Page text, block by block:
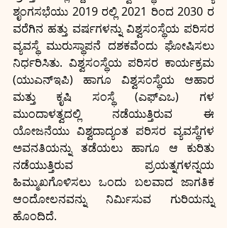
ಶೃಂಗಸಭೆಯು 2019 ರಲ್ಲಿ 2021 ರಿಂದ 2030 ರ
ವರೆಗಿನ ಹತ್ತು ವರ್ಷಗಳನ್ನು ವಿಶ್ವಸಂಸ್ಥೆಯ ಪರಿಸರ
ವ್ಯವಸ್ಥೆ ಮುರುಸ್ಥಾಪನೆ ದಶಕವೆಂದು ಘೋಷಿಸಲು
ನಿರ್ಧರಿಸಿತು. ವಿಶ್ವಸಂಸ್ಥೆಯ ಪರಿಸರ ಕಾರ್ಯಕ್ರಮ
(ಯುಎನ್‍ಇಪಿ) ಹಾಗೂ ವಿಶ್ವಸಂಸ್ಥೆಯ ಆಹಾರ
ಮತ್ತು ಕೃಷಿ ಸಂಸ್ಥೆ (ಎಫ್‍ಎಒ) ಗಳ
ಮುಂದಾಳತ್ವದಲ್ಲಿ ನಡೆಯುತ್ತಿರುವ ಈ
ಯೋಜನೆಯು ವಿಶ್ವದಾದ್ಯಂತ ಪರಿಸರ ವ್ಯವಸ್ಥೆಗಳ
ಅವನತಿಯನ್ನು ತಡೆಯಲು ಹಾಗೂ ಆ ಕುರಿತು
ನಡೆಯುತ್ತಿರುವ ಪ್ರಯತ್ನಗಳನ್ನಯ
ಹಿಮ್ಮುಖಗೊಳಿಸಲು ಒಂದು ಬಲವಾದ ಜಾಗತಿಕ
ಆಂದೋಲನವನ್ನು ನಿರ್ಮಿಸುವ ಗುರಿಯನ್ನು
ಹೊಂದಿದೆ.